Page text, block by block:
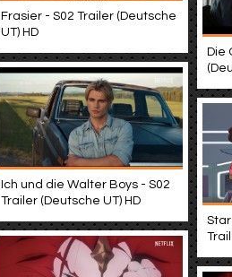
Frasier - S02 Trailer (Deutsche
UT) HD
Die
Ich und die Walter Boys - S02
Trailer (Deutsche UT) HD
Star